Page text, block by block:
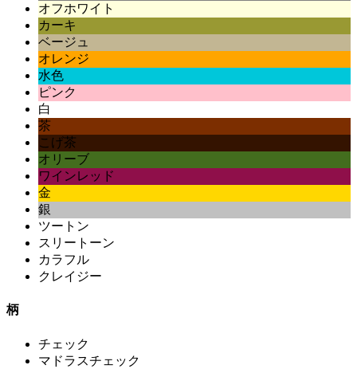
オフホワイト
カーキ
ベージュ
オレンジ
水色
ピンク
白
茶
こげ茶
オリーブ
ワインレッド
金
銀
ツートン
スリートーン
カラフル
クレイジー
柄
チェック
マドラスチェック